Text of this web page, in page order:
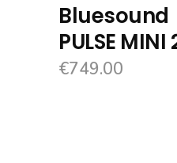
Bluesound
PULSE MINI
€749.00